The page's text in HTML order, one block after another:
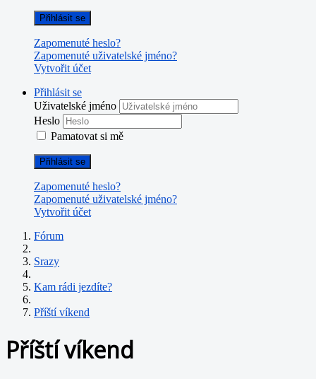
Přihlásit se
Zapomenuté heslo?
Zapomenuté uživatelské jméno?
Vytvořit účet
Přihlásit se
Uživatelské jméno
Heslo
Pamatovat si mě
Přihlásit se
Zapomenuté heslo?
Zapomenuté uživatelské jméno?
Vytvořit účet
Fórum
Srazy
Kam rádi jezdíte?
Příští víkend
Příští víkend